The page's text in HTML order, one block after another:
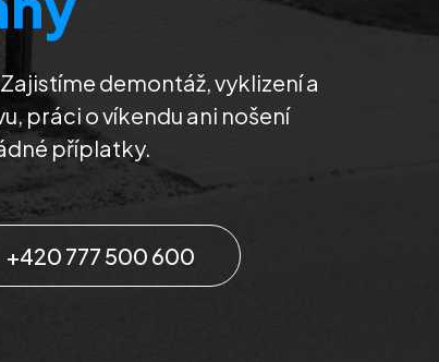
demontáž, vyklizení a
práci o víkendu ani nošení
příplatky.
+420 777 500 600